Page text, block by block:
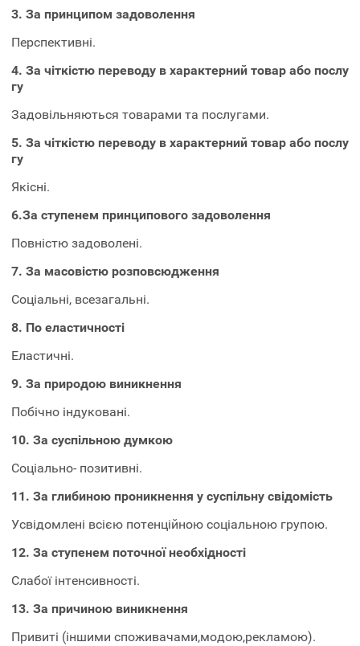
3. За принципом задоволення
Перспективні.
4. За чіткістю переводу в характерний товар або послу
гу
Задовільняються товарами та послугами.
5. За чіткістю переводу в характерний товар або послу
гу
Якісні.
6.За ступенем принципового задоволення
Повністю задоволені.
7. За масовістю розповсюдження
Соціальні, всезагальні.
8. По еластичності
Еластичні.
9. За природою виникнення
Побічно індуковані.
10. За суспільною думкою
Соціально- позитивні.
11. За глибиною проникнення у суспільну свідомість
Усвідомлені всією потенційною соціальною групою.
12. За ступенем поточної необхідності
Слабої інтенсивності.
13. За причиною виникнення
Привиті (іншими споживачами,модою,рекламою).